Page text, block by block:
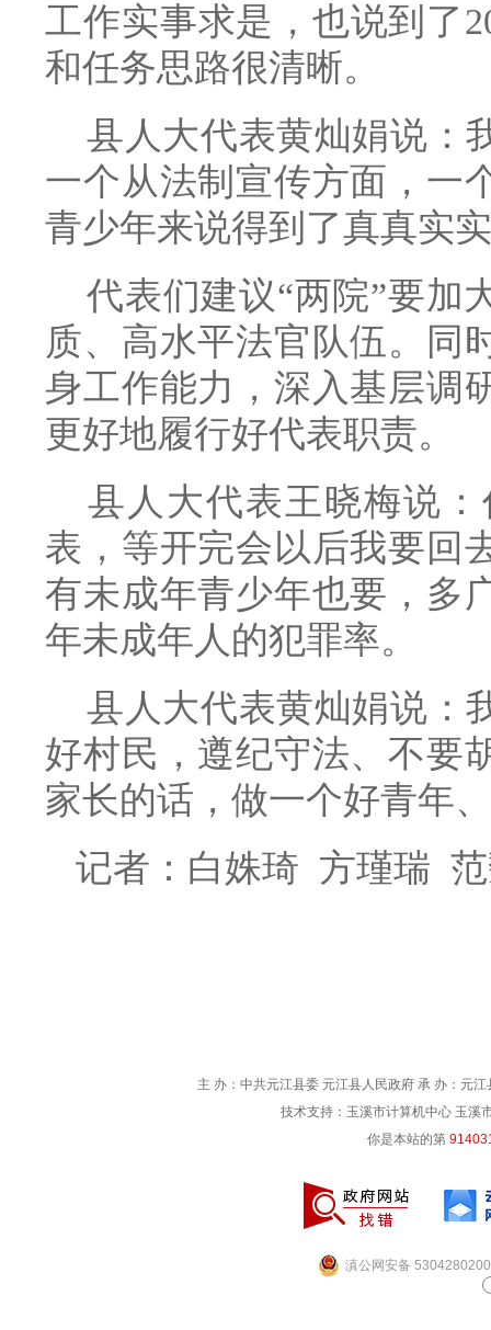
工作实事求是，也说到了
和任务思路很清晰。
县人大代表黄灿娟说：
一个从法制宣传方面，一
青少年来说得到了真真实
代表们建议“两院”要加
质、高水平法官队伍。同
身工作能力，深入基层调
更好地履行好代表职责。
县人大代表王晓梅说
表，等开完会以后我要回
有未成年青少年也要，多
年未成年人的犯罪率。
县人大代表黄灿娟说：
好村民，遵纪守法、不要
家长的话，做一个好青年
记者：白姝琦 方瑾瑞
主 办：中共元江县委 元江县人民政府 承 办：元
技术支持：玉溪市计算机中心 玉溪
你是本站的第
滇公网安备